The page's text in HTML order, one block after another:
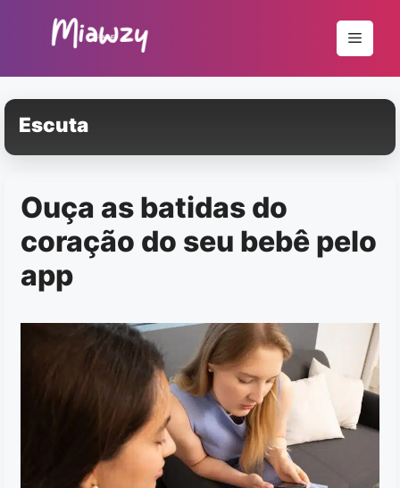
conteúdo
Menu
Escuta
Ouça as batidas do
coração do seu bebê pelo
app